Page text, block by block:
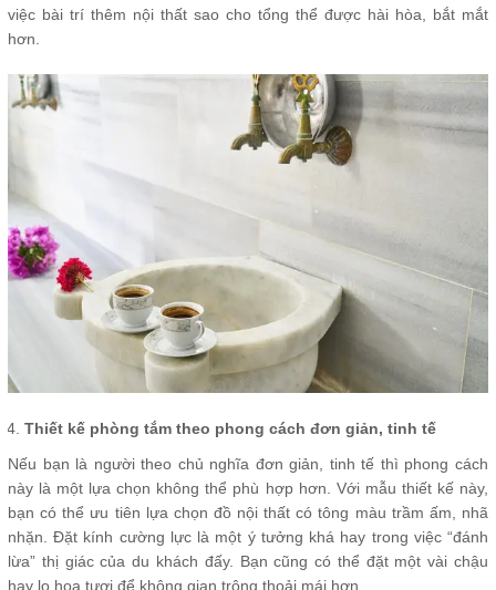
việc bài trí thêm nội thất sao cho tổng thể được hài hòa, bắt mắt
hơn.
Thiết kế phòng tắm theo phong cách đơn giản, tinh tế
Nếu bạn là người theo chủ nghĩa đơn giản, tinh tế thì phong cách
này là một lựa chọn không thể phù hợp hơn. Với mẫu thiết kế này,
bạn có thể ưu tiên lựa chọn đồ nội thất có tông màu trầm ấm, nhã
nhặn. Đặt kính cường lực là một ý tưởng khá hay trong việc “đánh
lừa” thị giác của du khách đấy. Bạn cũng có thể đặt một vài chậu
hay lọ hoa tươi để không gian trông thoải mái hơn.